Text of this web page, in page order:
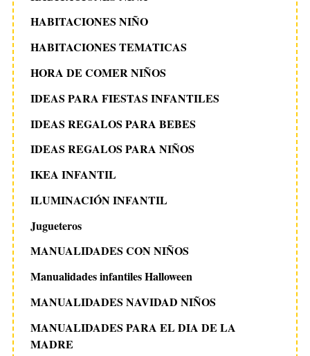
HABITACIONES NIÑO
HABITACIONES TEMATICAS
HORA DE COMER NIÑOS
IDEAS PARA FIESTAS INFANTILES
IDEAS REGALOS PARA BEBES
IDEAS REGALOS PARA NIÑOS
IKEA INFANTIL
ILUMINACIÓN INFANTIL
Jugueteros
MANUALIDADES CON NIÑOS
Manualidades infantiles Halloween
MANUALIDADES NAVIDAD NIÑOS
MANUALIDADES PARA EL DIA DE LA
MADRE